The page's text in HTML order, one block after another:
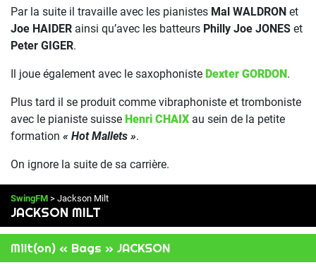
Par la suite il travaille avec les pianistes Mal WALDRON et
Joe HAIDER ainsi qu’avec les batteurs Philly Joe JONES et
Peter GIGER.
Il joue également avec le saxophoniste Dexter GORDON.
Plus tard il se produit comme vibraphoniste et tromboniste
avec le pianiste suisse Henri CHAIX au sein de la petite
formation « Hot Mallets ».
On ignore la suite de sa carrière.
SwingFM > Jackson Milt
JACKSON MILT
Milt(on) « Bags » JACKSON